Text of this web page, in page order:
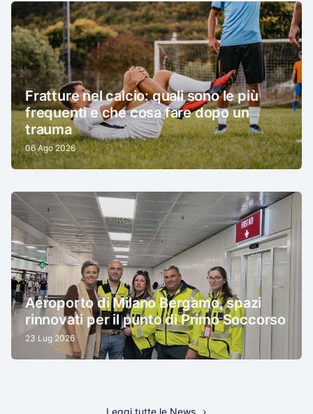
Fratture nel calcio: quali sono le più
frequenti e che cosa fare dopo un
trauma
06 Ago 2026
Aeroporto di Milano Bergamo, spazi
rinnovati per il punto di Primo Soccorso
23 Lug 2026
Leggi tutte le News